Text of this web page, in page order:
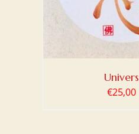
Univers
€25,00